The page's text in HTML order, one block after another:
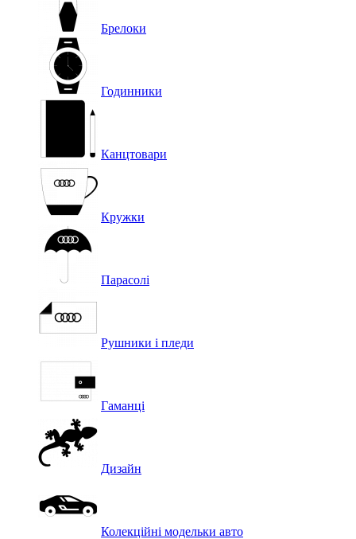
Брелоки
Годинники
Канцтовари
Кружки
Парасолі
Рушники і пледи
Гаманці
Дизайн
Колекційні модельки авто